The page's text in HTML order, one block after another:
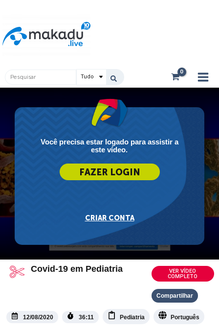
conteúdo
Pesquisar
...
Você precisa estar logado para assistir a
este vídeo.
Covid-19 em Pediatria
VER VÍDEO
COMPLETO
Compartilhar
12/08/2020 36:11 Pediatria Português